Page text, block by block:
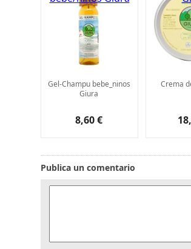
Gel-Champu bebe_ninos
Giura
8,60 €
Crema
Publica un comentario